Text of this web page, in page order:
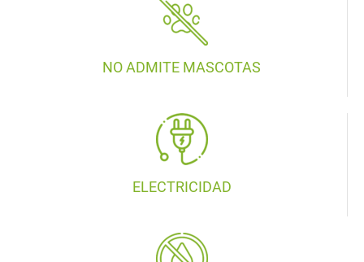
NO ADMITE MASCOTAS
ELECTRICIDAD